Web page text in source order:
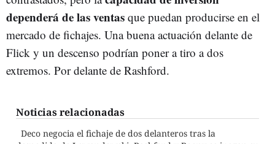
dependerá de las ventas que puedan producirse en el
mercado de fichajes. Una buena actuación delante de
Flick y un descenso podrían poner a tiro a dos
extremos. Por delante de Rashford.
Noticias relacionadas
Deco negocia el fichaje de dos delanteros tras la